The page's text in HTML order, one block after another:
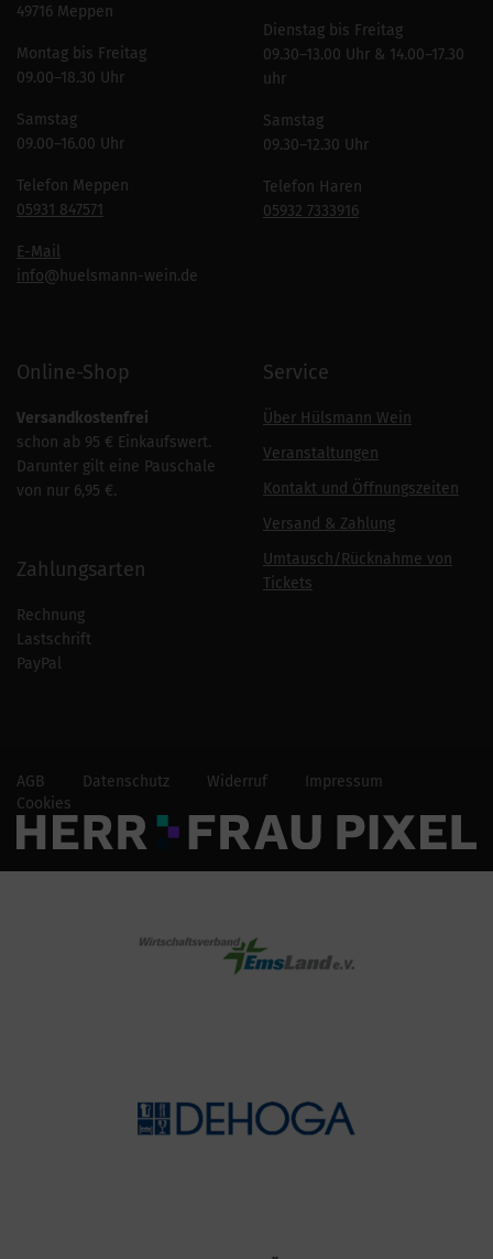
49716 Meppen
Montag bis Freitag
09.00–18.30 Uhr
Samstag
09.00–16.00 Uhr
Telefon Meppen
05931 847571
E-Mail
info@huelsmann-wein.de
Dienstag bis Freitag
09.30–13.00 Uhr & 14.00–17.30
uhr
Samstag
09.30–12.30 Uhr
Telefon Haren
05932 7333916
Online-Shop
Versandkostenfrei
schon ab 95 € Einkaufswert.
Darunter gilt eine Pauschale
von nur 6,95 €.
Zahlungsarten
Rechnung
Lastschrift
PayPal
Service
Über Hülsmann Wein
Veranstaltungen
Kontakt und Öffnungszeiten
Versand & Zahlung
Umtausch/Rücknahme von
Tickets
AGB Datenschutz Widerruf
Impressum
Cookies